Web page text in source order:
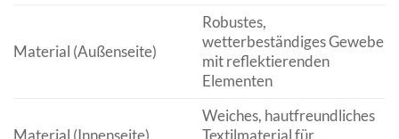
Material (Außenseite)
Robustes,
wetterbeständiges Gewebe
mit reflektierenden
Elementen
Material (Innenseite)
Weiches, hautfreundliches
Textilmaterial für